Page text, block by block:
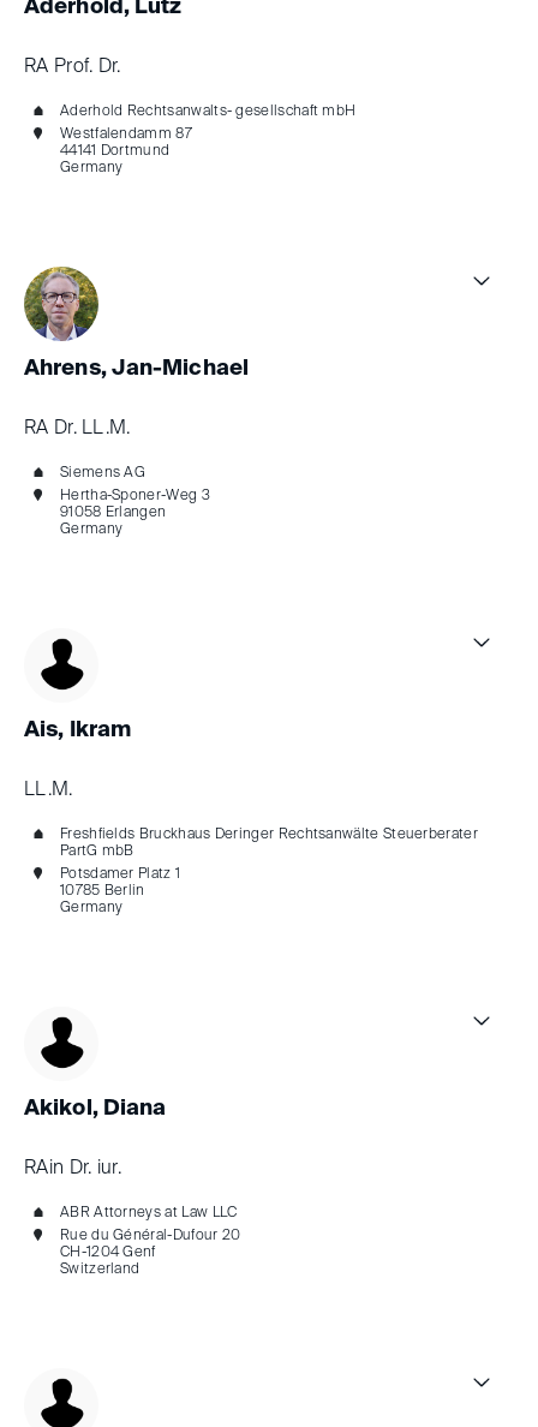
Aderhold, Lutz
RA Prof. Dr.
Aderhold Rechtsanwalts- gesellschaft mbH
Westfalendamm 87
44141 Dortmund
Germany
Ahrens, Jan-Michael
RA Dr. LL.M.
Siemens AG
Hertha-Sponer-Weg 3
91058 Erlangen
Germany
Ais, Ikram
LL.M.
Freshfields Bruckhaus Deringer Rechtsanwälte Steuerberater
PartG mbB
Potsdamer Platz 1
10785 Berlin
Germany
Akikol, Diana
RAin Dr. iur.
ABR Attorneys at Law LLC
Rue du Général-Dufour 20
CH-1204 Genf
Switzerland